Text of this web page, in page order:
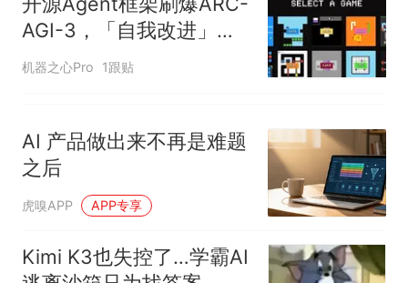
AGI-3，「自我改进」的
RLM harness引争议
机器之心Pro 1跟贴
AI 产品做出来不再是难题
之后
虎嗅APP APP专享
Kimi K3也失控了…学霸AI